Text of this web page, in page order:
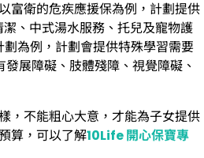
富衛的危疾應援保為例，計劃提供
、中式湯水服務、托兒及寵物護
為例，計劃會提供特殊學習需要
展障礙、肢體殘障、視覺障礙、
，不能粗心大意，才能為子女提供
算，可以了解10Life 開心保寶專